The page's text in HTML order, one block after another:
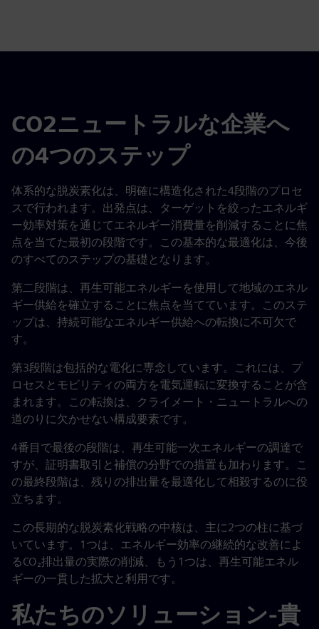
CO2ニュートラルな企業へ
の4つのステップ
体系的な脱炭素化は、明確に構造化された4段階のプロセ
スで行われます。出発点は、ターゲットを絞ったエネルギ
ー効率対策を通じてエネルギー消費量を削減することに焦
点を当てた最初の段階です。この基本的な最適化は、今後
のすべてのステップの基礎となります。
第二段階は、再生可能エネルギーを使用して地域のエネル
ギー供給を確立することに焦点を当てています。このステ
ップは、持続可能なエネルギー供給への転換に不可欠で
す。
第3段階は包括的な電化に専念しています。これには、プ
ロセスとモビリティの両方を電気運転に変換することが含
まれます。この転換は、クライメート・ニュートラルへの
道のりに欠かせない構成要素です。
4番目で最後の段階は、再生可能一次エネルギーの調達で
すが、証明書取引と補償の分野での措置も加わります。こ
の最終段階は、残りの排出量を最適化して相殺するのに役
立ちます。
この長期的な脱炭素化戦略の中核は、主に2つの柱に基づ
いています。1つは、エネルギー効率の継続的な改善によ
るCO₂排出量の実際の削減、もう1つは、再生可能エネル
ギーの一貫した拡大と利用です。
私たちのソリューション-貴